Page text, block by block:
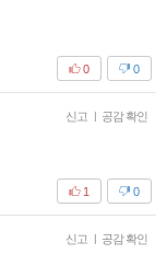
0
0
신고 | 공감 확인
0
1
신고 | 공감 확인